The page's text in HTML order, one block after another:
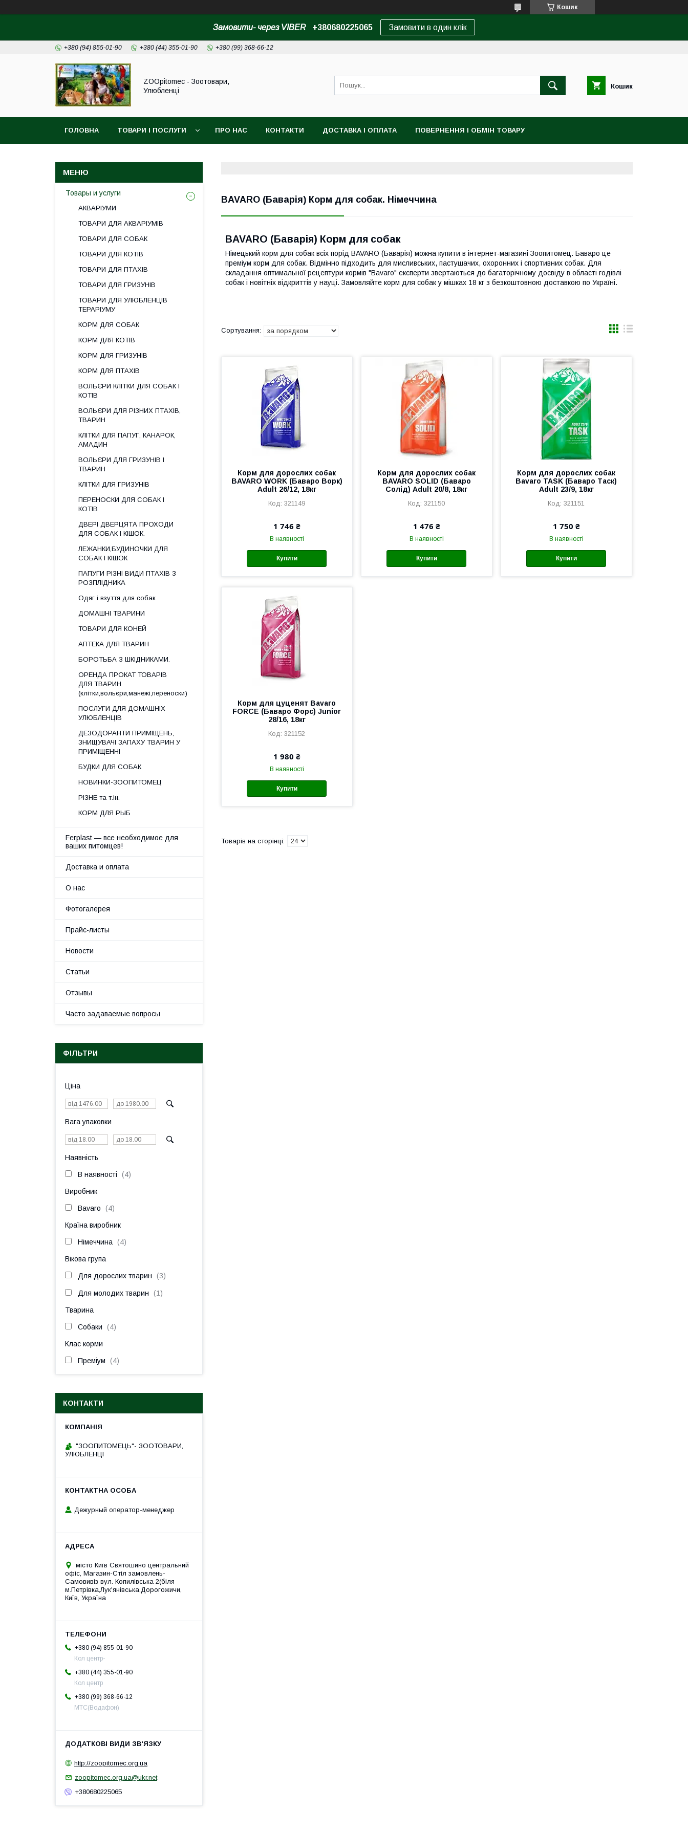
Кошик
Замовити- через VIBER +380680225065 Замовити в один клік
+380 (94) 855-01-90 +380 (44) 355-01-90 +380 (99) 368-66-12
ZOOpitomec - Зоотовари,
Улюбленці
Кошик
ГОЛОВНА ТОВАРИ І ПОСЛУГИ ПРО НАС КОНТАКТИ ДОСТАВКА І ОПЛАТА ПОВЕРНЕННЯ І ОБМІН ТОВАРУ
BAVARO (Баварія) Корм для собак. Німеччина
BAVARO (Баварія) Корм для собак
Німецький корм для собак всіх порід BAVARO (Баварія) можна купити в інтернет-магазині Зоопитомец. Баваро це
преміум корм для собак. Відмінно підходить для мисливських, пастушачих, охоронних і спортивних собак. Для
складання оптимальної рецептури кормів "Bavaro" експерти звертаються до багаторічному досвіду в області годівлі
собак і новітніх відкриттів у науці. Замовляйте корм для собак у мішках 18 кг з безкоштовною доставкою по Україні.
Корм для дорослих собак
BAVARO WORK (Баваро Ворк)
Adult 26/12, 18кг
321149
1 746 ₴
В наявності
Купити
Корм для дорослих собак
BAVARO SOLID (Баваро
Солід) Аdult 20/8, 18кг
321150
1 476 ₴
В наявності
Купити
Корм для дорослих собак
Bavaro TASK (Баваро Таск)
Аdult 23/9, 18кг
321151
1 750 ₴
В наявності
Купити
Корм для цуценят Bavaro
FORCE (Баваро Форс) Junior
28/16, 18кг
321152
1 980 ₴
В наявності
Купити
Товары и услуги
АКВАРІУМИ
ТОВАРИ ДЛЯ АКВАРІУМІВ
ТОВАРИ ДЛЯ СОБАК
ТОВАРИ ДЛЯ КОТІВ
ТОВАРИ ДЛЯ ПТАХІВ
ТОВАРИ ДЛЯ ГРИЗУНІВ
ТОВАРИ ДЛЯ УЛЮБЛЕНЦІВ
ТЕРАРІУМУ
КОРМ ДЛЯ СОБАК
КОРМ ДЛЯ КОТІВ
КОРМ ДЛЯ ГРИЗУНІВ
КОРМ ДЛЯ ПТАХІВ
ВОЛЬЄРИ КЛІТКИ ДЛЯ СОБАК І
КОТІВ
ВОЛЬЄРИ ДЛЯ РІЗНИХ ПТАХІВ,
ТВАРИН
КЛІТКИ ДЛЯ ПАПУГ, КАНАРОК,
АМАДИН
ВОЛЬЄРИ ДЛЯ ГРИЗУНІВ І
ТВАРИН
КЛІТКИ ДЛЯ ГРИЗУНІВ
ПЕРЕНОСКИ ДЛЯ СОБАК І
КОТІВ
ДВЕРІ ДВЕРЦЯТА ПРОХОДИ
ДЛЯ СОБАК І КІШОК.
ЛЕЖАНКИ,БУДИНОЧКИ ДЛЯ
СОБАК І КІШОК
ПАПУГИ РІЗНІ ВИДИ ПТАХІВ З
РОЗПЛІДНИКА
Одяг і взуття для собак
ДОМАШНІ ТВАРИНИ
ТОВАРИ ДЛЯ КОНЕЙ
АПТЕКА ДЛЯ ТВАРИН
БОРОТЬБА З ШКІДНИКАМИ.
ОРЕНДА ПРОКАТ ТОВАРІВ
ДЛЯ ТВАРИН
(клітки,вольєри,манежі,переноски)
ПОСЛУГИ ДЛЯ ДОМАШНІХ
УЛЮБЛЕНЦІВ
ДЕЗОДОРАНТИ ПРИМІЩЕНЬ,
ЗНИЩУВАЧІ ЗАПАХУ ТВАРИН У
ПРИМІЩЕННІ
БУДКИ ДЛЯ СОБАК
НОВИНКИ-ЗООПИТОМЕЦ
РІЗНЕ та т.ін.
КОРМ ДЛЯ РЫБ
Ferplast — все необходимое для
ваших питомцев!
Доставка и оплата
О нас
Фотогалерея
Прайс-листы
Новости
Статьи
Отзывы
Часто задаваемые вопросы
ФІЛЬТРИ
Ціна
Вага упаковки
Наявність
В наявності 4
Виробник
Bavaro 4
Країна виробник
Німеччина 4
Вікова група
Для дорослих тварин 3
Для молодих тварин 1
Тварина
Собаки 4
Клас корми
Преміум 4
КОНТАКТИ
"ЗООПИТОМЕЦЬ"- ЗООТОВАРИ,
УЛЮБЛЕНЦІ
Дежурный оператор-менеджер
місто Київ Святошино центральний
офіс, Магазин-Стіл замовлень-
Самовивіз вул. Копилівська 2(біля
м.Петрівка,Лук'янівська,Дорогожичи,
Київ, Україна
+380 (94) 855-01-90
Кол центр-
+380 (44) 355-01-90
Кол центр
+380 (99) 368-66-12
МТС(Водафон)
http://zoopitomec.org.ua
zoopitomec.org.ua@ukr.net
+380680225065